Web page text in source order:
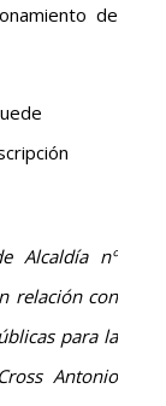
de
Alcaldía nº
relación con
para la
Antonio